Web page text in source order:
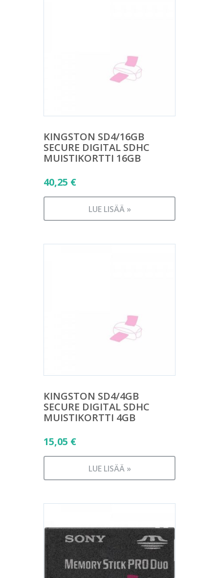
KINGSTON SD4/16GB
SECURE DIGITAL SDHC
MUISTIKORTTI 16GB
40,25 €
LUE LISÄÄ »
KINGSTON SD4/4GB
SECURE DIGITAL SDHC
MUISTIKORTTI 4GB
15,05 €
LUE LISÄÄ »